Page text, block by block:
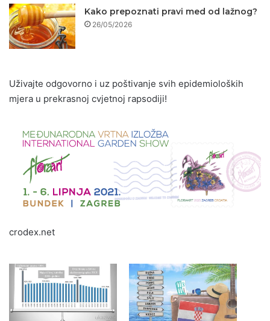
Kako prepoznati pravi med od lažnog?
26/05/2026
Uživajte odgovorno i uz poštivanje svih epidemioloških
mjera u prekrasnoj cvjetnoj rapsodiji!
crodex.net